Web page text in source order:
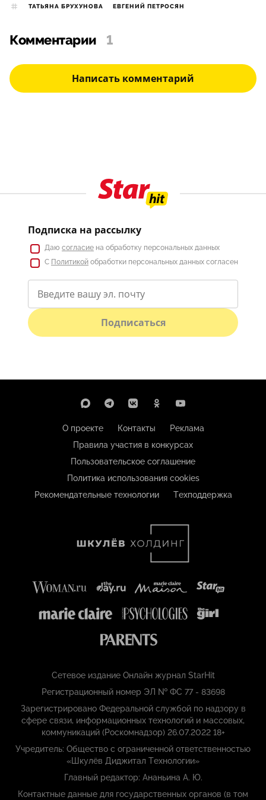
ТАТЬЯНА БРУХУНОВА ЕВГЕНИЙ ПЕТРОСЯН
Комментарии 1
Написать комментарий
Подписка на рассылку
Даю согласие на обработку персональных данных
С Политикой обработки персональных данных согласен
Подписаться
О проекте Контакты
Реклама
Правила участия в конкурсах
Пользовательское соглашение
Политика использования cookies
Рекомендательные технологии
Техподдержка
Сетевое издание Онлайн журнал StarHit
Регистрационный номер ЭЛ № ФС 77 - 83698
Зарегистрировано Федеральной службой по надзору в
сфере связи, информационных технологий и массовых,
коммуникаций (Роскомнадзор) 26.07.2022 18+
Учредитель: Общество с ограниченной ответственностью
«Шкулёв Диджитал Технологии»
Главный редактор: Ананьина А. Ю.
Контактные данные для государственных органов (в том